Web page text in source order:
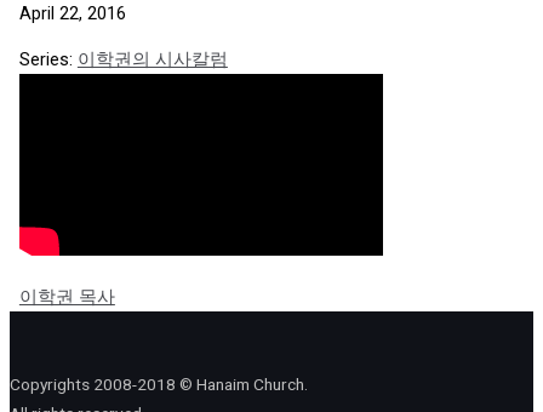
April 22, 2016
Series: 이학권의 시사칼럼
이학권 목사
Copyrights 2008-2018 © Hanaim Church.